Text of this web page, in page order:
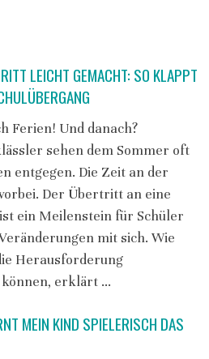
LEICHT GEMACHT: SO KLAPPT
Ferien! Und danach?
sehen dem Sommer oft
entgegen. Die Zeit an der
Der Übertritt an eine
ein Meilenstein für Schüler
mit sich. Wie
Herausforderung
können, erklärt …
MEIN KIND SPIELERISCH DAS